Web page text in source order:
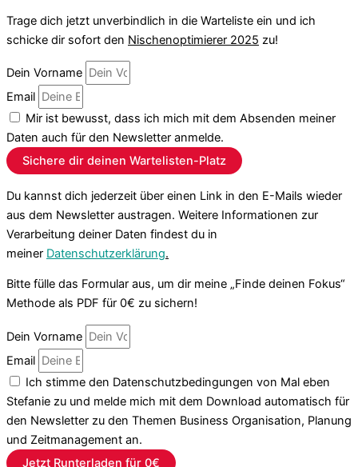
Trage dich jetzt unverbindlich in die Warteliste ein und ich
schicke dir sofort den Nischenoptimierer 2025 zu!
Dein Vorname
Email
Mir ist bewusst, dass ich mich mit dem Absenden meiner
Daten auch für den Newsletter anmelde.
Sichere dir deinen Wartelisten-Platz
Du kannst dich jederzeit über einen Link in den E-Mails wieder
aus dem Newsletter austragen. Weitere Informationen zur
Verarbeitung deiner Daten findest du in
meiner Datenschutzerklärung.
Bitte fülle das Formular aus, um dir meine „Finde deinen Fokus“
Methode als PDF für 0€ zu sichern!
Dein Vorname
Email
Ich stimme den Datenschutzbedingungen von Mal eben
Stefanie zu und melde mich mit dem Download automatisch für
den Newsletter zu den Themen Business Organisation, Planung
und Zeitmanagement an.
Jetzt Runterladen für 0€